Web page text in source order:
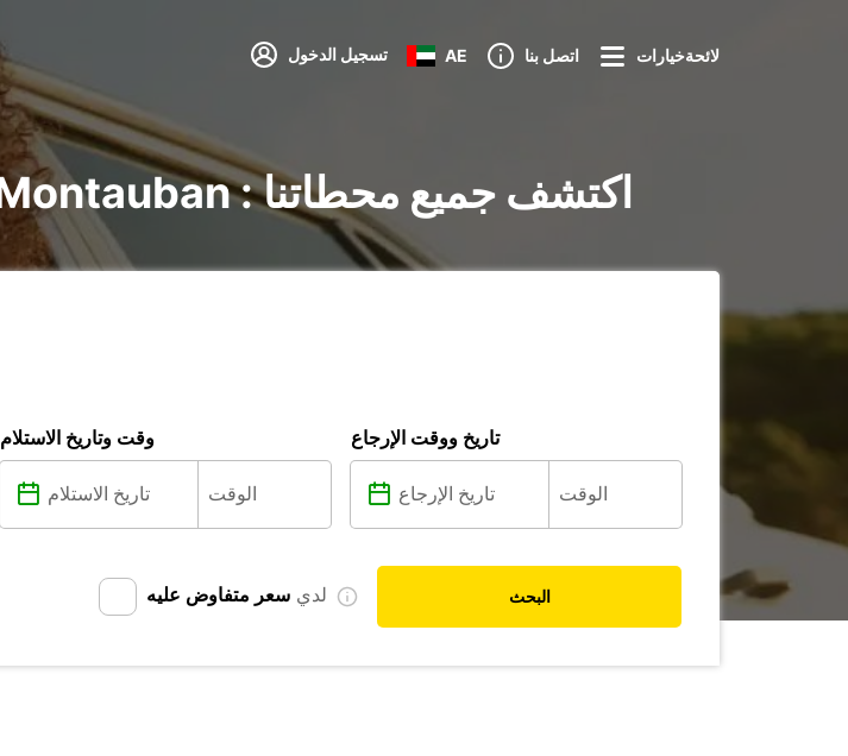
تسجيل الدخول AE اتصل بنا لائحةخيارات
تأجير السيارات في Fresnes-lès-Montauban : اكتشف جميع محطاتنا
وقت وتاريخ الاستلام تاريخ ووقت الإرجاع
لدي سعر متفاوض عليه البحث